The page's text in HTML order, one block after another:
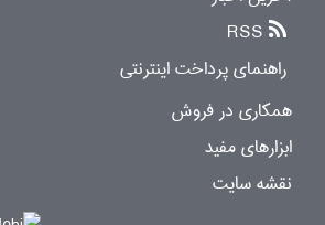
RSS
راهنمای پرداخت اینترنتی
همکاری در فروش
ابزارهای مفید
نقشه سایت